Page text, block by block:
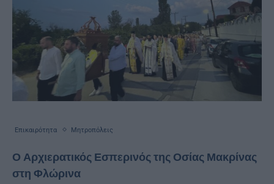
Επικαιρότητα Μητροπόλεις
Ο Αρχιερατικός Εσπερινός της Οσίας Μακρίνας
στη Φλώρινα